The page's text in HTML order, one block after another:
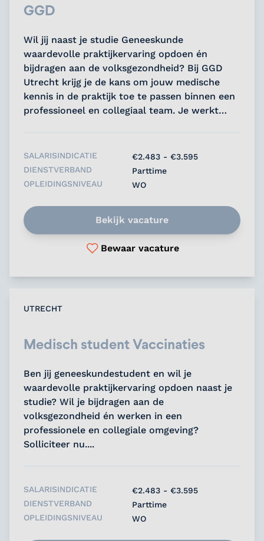
GGD
Wil jij naast je studie Geneeskunde
waardevolle praktijkervaring opdoen én
bijdragen aan de volksgezondheid? Bij GGD
Utrecht krijg je de kans om jouw medische
kennis in de praktijk toe te passen binnen een
professioneel en collegiaal team. Je werkt
opdracht....
SALARISINDICATIE
€2.483 - €3.595
DIENSTVERBAND
Parttime
OPLEIDINGSNIVEAU
WO
Bekijk vacature
Bewaar vacature
UTRECHT
Medisch student Vaccinaties
Ben jij geneeskundestudent en wil je
waardevolle praktijkervaring opdoen naast je
studie? Wil je bijdragen aan de
volksgezondheid én werken in een
professionele en collegiale omgeving?
Solliciteer nu....
SALARISINDICATIE
€2.483 - €3.595
DIENSTVERBAND
Parttime
OPLEIDINGSNIVEAU
WO